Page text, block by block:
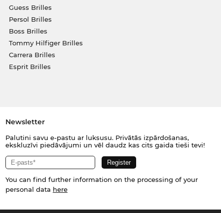
Guess Brilles
Persol Brilles
Boss Brilles
Tommy Hilfiger Brilles
Carrera Brilles
Esprit Brilles
Newsletter
Palutini savu e-pastu ar luksusu. Privātās izpārdošanas,
ekskluzīvi piedāvājumi un vēl daudz kas cits gaida tieši tevi!
You can find further information on the processing of your
personal data here